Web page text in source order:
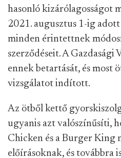
hasonló kizárólagosságot
2021. augusztus 1-ig
minden érintettnek
szerződéseit. A Gazdasági
ennek betartását, és most
vizsgálatot indított.
Az ötből kettő
ugyanis azt valószínűsíti,
Chicken és a Burger King
előírásoknak, és továbbra